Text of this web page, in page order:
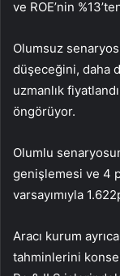
ve ROE’nin
Olumsuz
düşeceğini, daha
uzmanlık
öngörüyor.
Olumlu
genişlemesi ve 4
varsayımıyla
Aracı kurum
tahminlerini